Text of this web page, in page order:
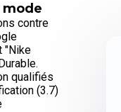
mode
contre
"Nike
qualifiés
(3.7)